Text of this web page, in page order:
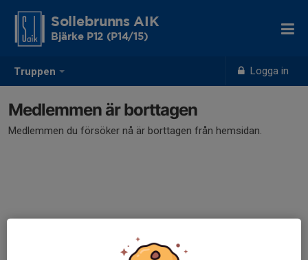
Truppen Logga in
Sollebrunns AIK
Bjärke P12 (P14/15)
Medlemmen är borttagen
Medlemmen du försöker nå är borttagen från hemsidan.